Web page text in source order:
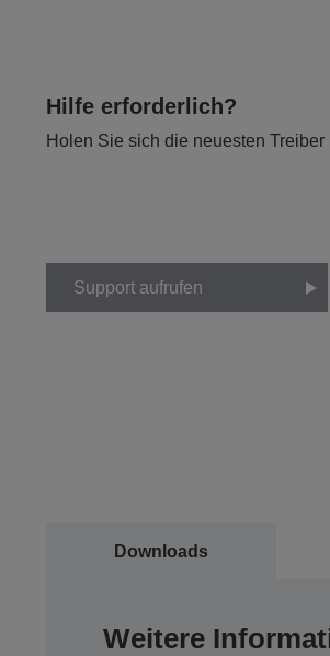
Hilfe erforderlich?
Holen Sie sich die neuesten Treiber
Support aufrufen
Downloads
Weitere